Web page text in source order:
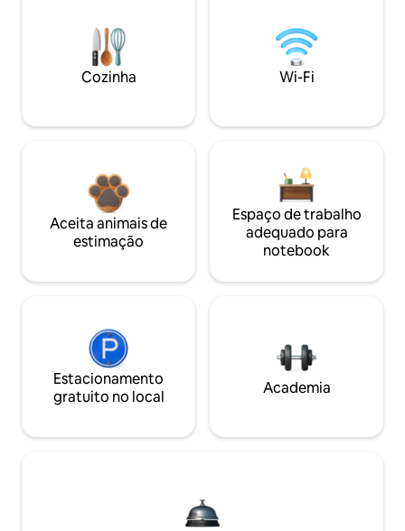
Cozinha Wi-Fi
Aceita animais de
estimação
Espaço de trabalho
adequado para
notebook
Estacionamento
gratuito no local
Academia